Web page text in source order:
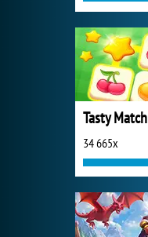
Tasty Match
34 665x